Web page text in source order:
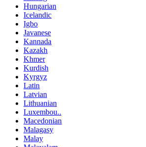
Hungarian
Icelandic
Igbo
Javanese
Kannada
Kazakh
Khmer
Kurdish
Kyrgyz
Latin
Latvian
Lithuanian
Luxembou..
Macedonian
Malagasy
Malay